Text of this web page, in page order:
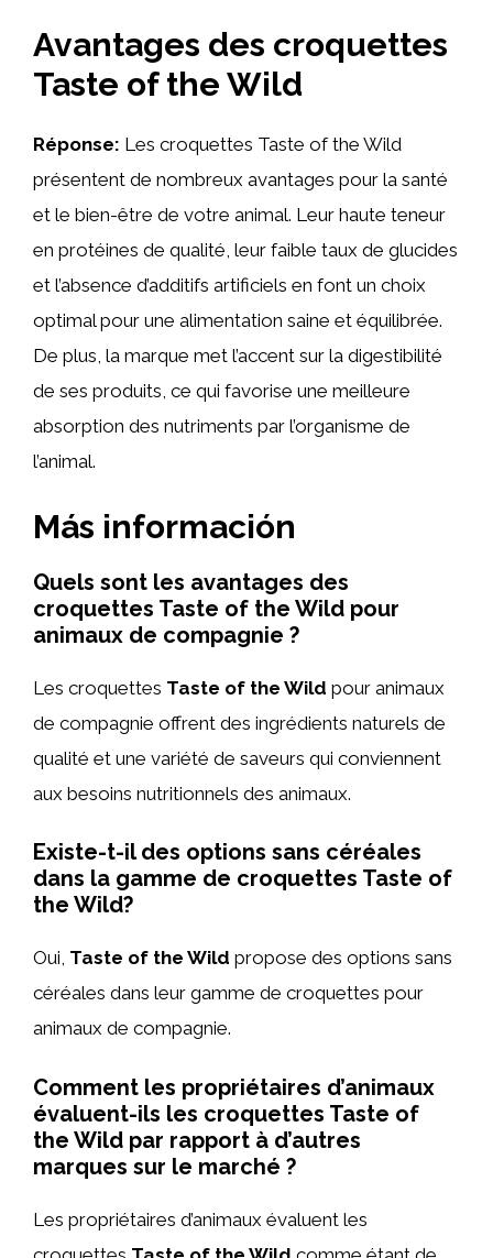
Avantages des croquettes
Taste of the Wild
Réponse: Les croquettes Taste of the Wild
présentent de nombreux avantages pour la santé
et le bien-être de votre animal. Leur haute teneur
en protéines de qualité, leur faible taux de glucides
et l’absence d’additifs artificiels en font un choix
optimal pour une alimentation saine et équilibrée.
De plus, la marque met l’accent sur la digestibilité
de ses produits, ce qui favorise une meilleure
absorption des nutriments par l’organisme de
l’animal.
Más información
Quels sont les avantages des
croquettes Taste of the Wild pour
animaux de compagnie ?
Les croquettes Taste of the Wild pour animaux
de compagnie offrent des ingrédients naturels de
qualité et une variété de saveurs qui conviennent
aux besoins nutritionnels des animaux.
Existe-t-il des options sans céréales
dans la gamme de croquettes Taste of
the Wild?
Oui, Taste of the Wild propose des options sans
céréales dans leur gamme de croquettes pour
animaux de compagnie.
Comment les propriétaires d’animaux
évaluent-ils les croquettes Taste of
the Wild par rapport à d’autres
marques sur le marché ?
Les propriétaires d’animaux évaluent les